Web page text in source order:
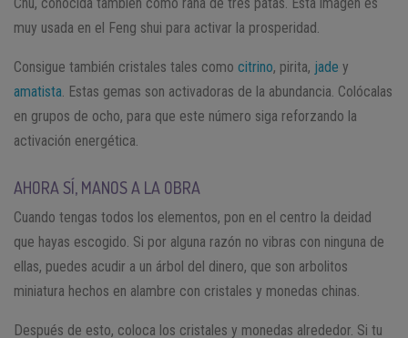
muy usada en el Feng shui para activar la prosperidad.
Consigue también cristales tales como citrino, pirita, jade y
amatista. Estas gemas son activadoras de la abundancia. Colócalas
en grupos de ocho, para que este número siga reforzando la
activación energética.
AHORA SÍ, MANOS A LA OBRA
Cuando tengas todos los elementos, pon en el centro la deidad
que hayas escogido. Si por alguna razón no vibras con ninguna de
ellas, puedes acudir a un árbol del dinero, que son arbolitos
miniatura hechos en alambre con cristales y monedas chinas.
Después de esto, coloca los cristales y monedas alrededor. Si tu